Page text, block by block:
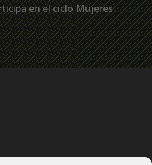
en el ciclo Mujeres